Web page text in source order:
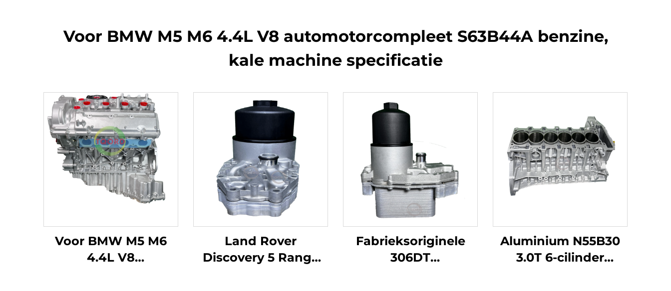
Voor BMW M5 M6 4.4L V8 automotorcompleet S63B44A benzine,
kale machine specificatie
Voor BMW M5 M6
4.4L V8
Land Rover
Discovery 5 Range
Fabrieksoriginele
306DT
Aluminium N55B30
3.0T 6-cilinder